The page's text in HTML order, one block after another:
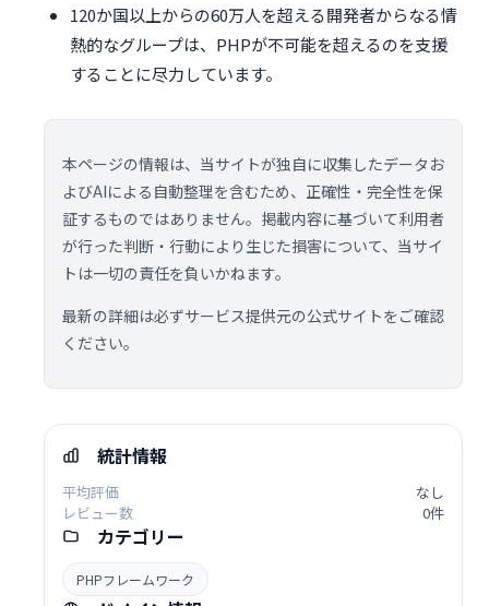
120か国以上からの60万人を超える開発者からなる情
熱的なグループは、PHPが不可能を超えるのを支援
することに尽力しています。
本ページの情報は、当サイトが独自に収集したデータお
よびAIによる自動整理を含むため、正確性・完全性を保
証するものではありません。掲載内容に基づいて利用者
が行った判断・行動により生じた損害について、当サイ
トは一切の責任を負いかねます。
最新の詳細は必ずサービス提供元の公式サイトをご確認
ください。
統計情報
平均評価
なし
レビュー数
0件
カテゴリー
PHPフレームワーク